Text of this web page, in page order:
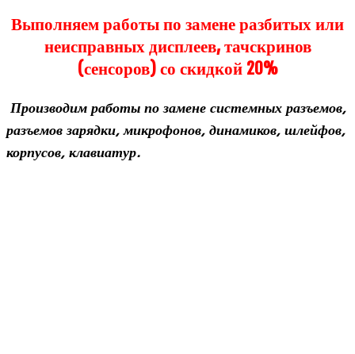
Выполняем работы по замене разбитых или
неисправных дисплеев, тачскринов
(сенсоров) со скидкой 20%
Про­из­во­дим работы по замене систем­ных разъ­емов,
разъ­емов зарядки, мик­ро­фо­нов, дина­ми­ков, шлей­фов,
кор­пу­сов, клавиатур.